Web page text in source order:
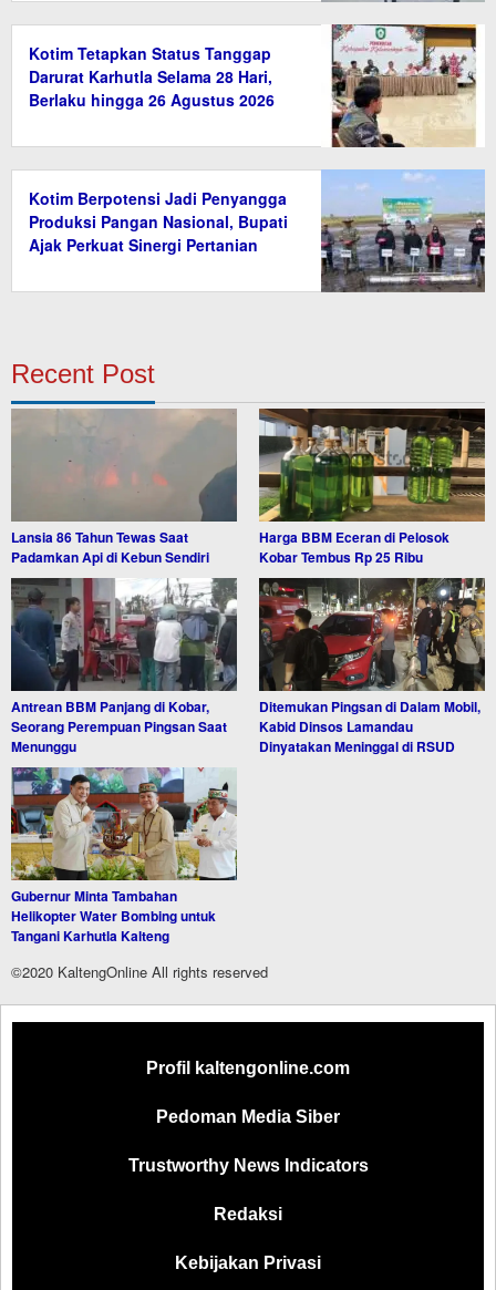
Kotim Tetapkan Status Tanggap
Darurat Karhutla Selama 28 Hari,
Berlaku hingga 26 Agustus 2026
Kotim Berpotensi Jadi Penyangga
Produksi Pangan Nasional, Bupati
Ajak Perkuat Sinergi Pertanian
Recent Post
Lansia 86 Tahun Tewas Saat
Padamkan Api di Kebun Sendiri
Harga BBM Eceran di Pelosok
Kobar Tembus Rp 25 Ribu
Antrean BBM Panjang di Kobar,
Seorang Perempuan Pingsan Saat
Menunggu
Ditemukan Pingsan di Dalam Mobil,
Kabid Dinsos Lamandau
Dinyatakan Meninggal di RSUD
Gubernur Minta Tambahan
Helikopter Water Bombing untuk
Tangani Karhutla Kalteng
©2020 KaltengOnline All rights reserved
Profil kaltengonline.com
Pedoman Media Siber
Trustworthy News Indicators
Redaksi
Kebijakan Privasi